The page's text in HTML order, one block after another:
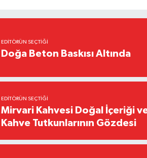
EDITÖRÜN SEÇTIĞI
Doğa Beton Baskısı Altında
EDITÖRÜN SEÇTIĞI
Mirvari Kahvesi Doğal İçeriği
Kahve Tutkunlarının Gözdesi